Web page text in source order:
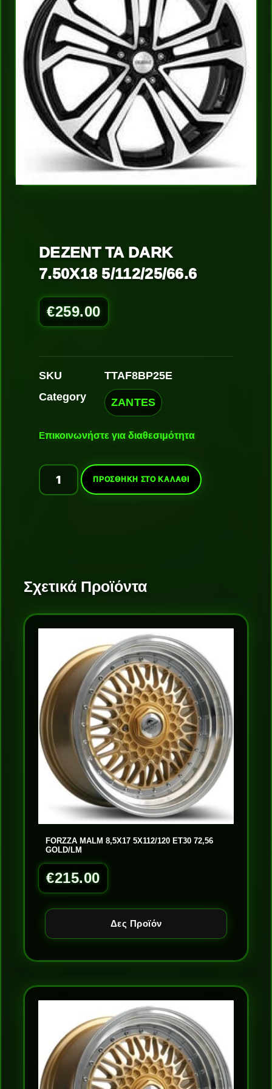
DEZENT TA DARK
7.50X18 5/112/25/66.6
€259.00
SKU
TTAF8BP25E
Category
ZANTES
Επικοινωνήστε για διαθεσιμότητα
ΠΡΟΣΘΉΚΗ ΣΤΟ ΚΑΛΆΘΙ
Σχετικά Προϊόντα
FORZZA MALM 8,5X17 5X112/120 ET30 72,56
GOLD/LM
€215.00
Δες Προϊόν